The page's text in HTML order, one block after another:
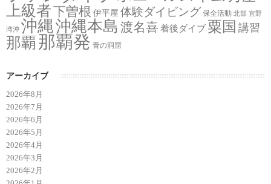
上級者下曽根 伊平屋 体験ダイビング 保全活動 北部 宜野
湾沖 沖縄沖縄本島 渡名喜 着後ダイブ 粟国 講習
那覇 那覇発 青の洞窟
アーカイブ
2026年8月
2026年7月
2026年6月
2026年5月
2026年4月
2026年3月
2026年2月